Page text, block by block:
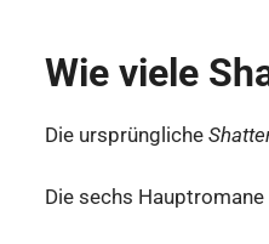
Wie viele
Die ursprüngliche
Die sechs Hauptromane